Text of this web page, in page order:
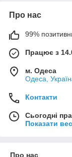
Про нас
99%
Працює з
м. Одеса
Одеса,
Контакти
Сьогодні
Показати
Про нас